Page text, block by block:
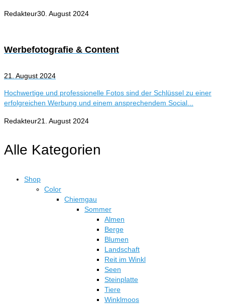
Redakteur30. August 2024
Werbefotografie & Content
21. August 2024
Hochwertige und professionelle Fotos sind der Schlüssel zu einer
erfolgreichen Werbung und einem ansprechendem Social...
Redakteur21. August 2024
Alle Kategorien
Shop
Color
Chiemgau
Sommer
Almen
Berge
Blumen
Landschaft
Reit im Winkl
Seen
Steinplatte
Tiere
Winklmoos